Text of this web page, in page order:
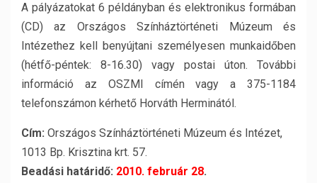
A pályázatokat 6 példányban és elektronikus formában
(CD) az Országos Színháztörténeti Múzeum és
Intézethez kell benyújtani személyesen munkaidőben
(hétfő-péntek: 8-16.30) vagy postai úton. További
információ az OSZMI címén vagy a 375-1184
telefonszámon kérhető Horváth Herminától.
Cím: Országos Színháztörténeti Múzeum és Intézet,
1013 Bp. Krisztina krt. 57.
Beadási határidő: 2010. február 28.